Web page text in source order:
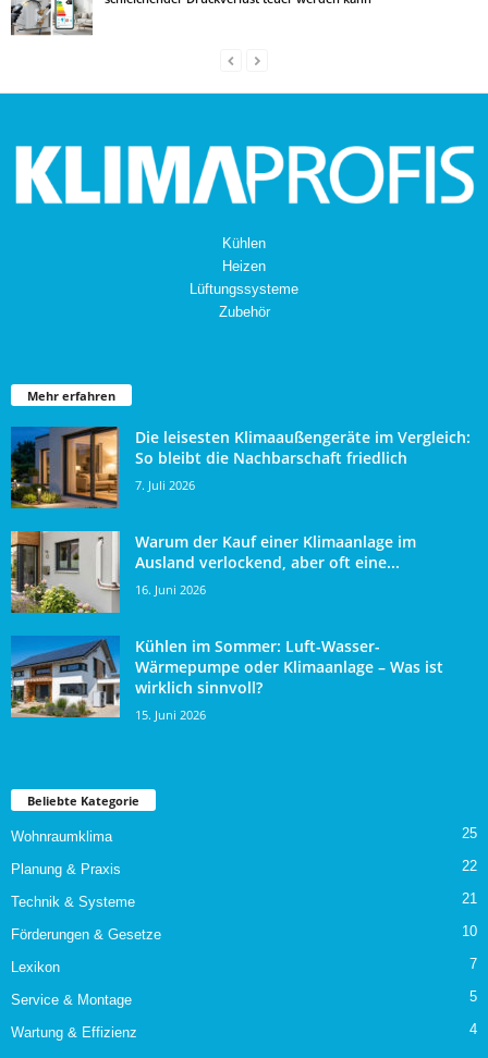
Kühlen
Heizen
Lüftungssysteme
Zubehör
Mehr erfahren
Die leisesten Klimaaußengeräte im Vergleich:
So bleibt die Nachbarschaft friedlich
7. Juli 2026
Warum der Kauf einer Klimaanlage im
Ausland verlockend, aber oft eine...
16. Juni 2026
Kühlen im Sommer: Luft-Wasser-
Wärmepumpe oder Klimaanlage – Was ist
wirklich sinnvoll?
15. Juni 2026
Beliebte Kategorie
Wohnraumklima 25
Planung & Praxis 22
Technik & Systeme 21
Förderungen & Gesetze 10
Lexikon 7
Service & Montage 5
Wartung & Effizienz 4